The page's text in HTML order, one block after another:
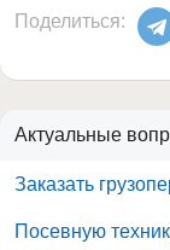
Поделиться:
Актуальные
Заказать
Посевную